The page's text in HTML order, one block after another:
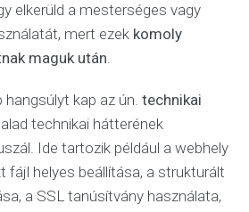
elkerüld a mesterséges vagy
mert ezek komoly
maguk után.
hangsúlyt kap az ún. technikai
technikai hátterének
Ide tartozik például a webhely
fájl helyes beállítása, a strukturált
a SSL tanúsítvány használata,